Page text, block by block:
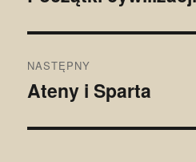
NASTĘPNY
Następny
Ateny i Sparta